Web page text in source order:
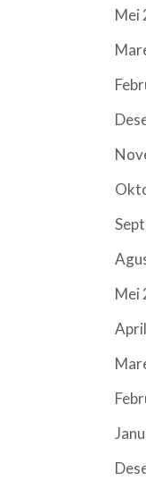
Mei
Mei